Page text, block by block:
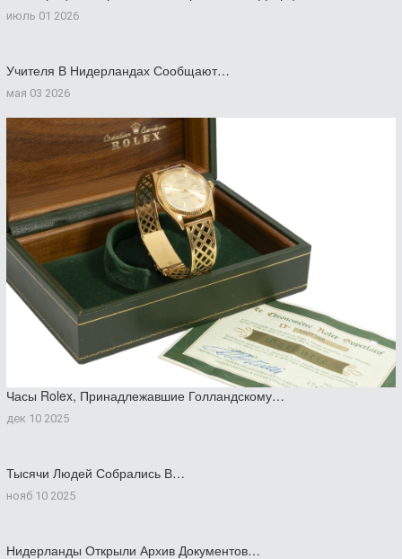
июль 01 2026
Учителя В Нидерландах Сообщают…
мая 03 2026
Часы Rolex, Принадлежавшие Голландскому…
дек 10 2025
Тысячи Людей Собрались В…
нояб 10 2025
Нидерланды Открыли Архив Документов…